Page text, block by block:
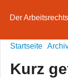
Der
Startseite
Kurz